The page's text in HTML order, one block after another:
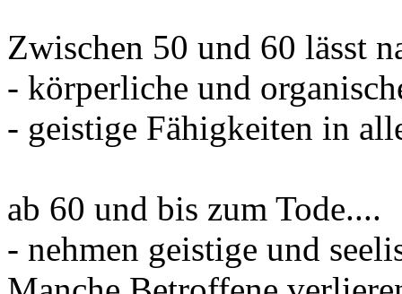
Zwischen 50 und 60 lässt
- körperliche und
- geistige Fähigkeiten in
ab 60 und bis zum Tode....
- nehmen geistige und